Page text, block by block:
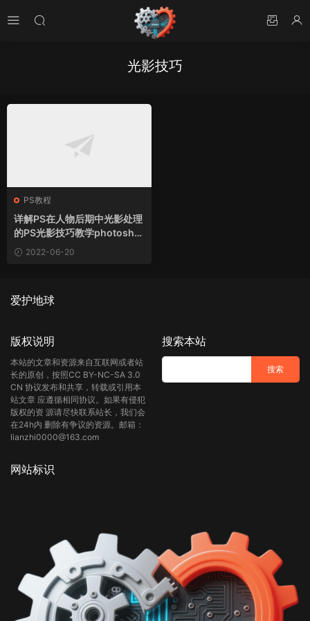
光影技巧
PS教程
详解PS在人物后期中光影处理
的PS光影技巧教学photosho
p教程2022-06-20
爱护地球
版权说明
本站的文章和资源来自互联网或者站
长的原创，按照CC BY-NC-SA 3.0
CN 协议发布和共享，转载或引用本
站文章 应遵循相同协议。如果有侵犯
版权的资 源请尽快联系站长，我们会
在24h内 删除有争议的资源。邮箱：
lianzhi0000@163.com
搜索本站
网站标识